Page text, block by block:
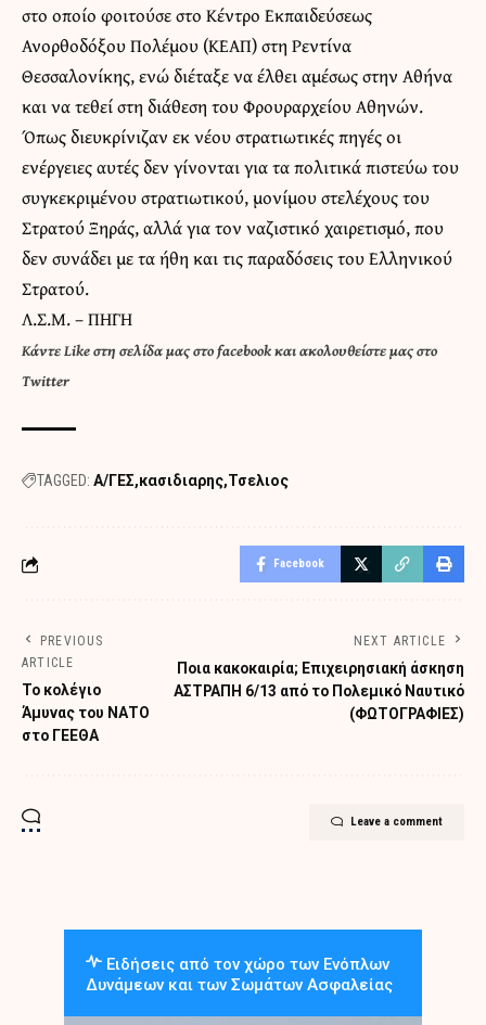
στο οποίο φοιτούσε στο Κέντρο Εκπαιδεύσεως
Ανορθοδόξου Πολέμου (ΚΕΑΠ) στη Ρεντίνα
Θεσσαλονίκης, ενώ διέταξε να έλθει αμέσως στην Αθήνα
και να τεθεί στη διάθεση του Φρουραρχείου Αθηνών.
Όπως διευκρίνιζαν εκ νέου στρατιωτικές πηγές οι
ενέργειες αυτές δεν γίνονται για τα πολιτικά πιστεύω του
συγκεκριμένου στρατιωτικού, μονίμου στελέχους του
Στρατού Ξηράς, αλλά για τον ναζιστικό χαιρετισμό, που
δεν συνάδει με τα ήθη και τις παραδόσεις του Ελληνικού
Στρατού.
Λ.Σ.Μ. –ΠΗΓΗ
ΚάντεLike στη σελίδα μας στο facebookκαιακολουθείστε μας στο
Twitter
TAGGED: Α/ΓΕΣ κασιδιαρης Τσελιος
Facebook
PREVIOUS
ARTICLE
Το κολέγιο
Άμυνας του ΝΑΤΟ
στο ΓΕΕΘΑ
NEXT ARTICLE
Ποια κακοκαιρία; Επιχειρησιακή άσκηση
ΑΣΤΡΑΠΗ 6/13 από το Πολεμικό Ναυτικό
(ΦΩΤΟΓΡΑΦΙΕΣ)
Leave a comment
Ειδήσεις από τον χώρο των Ενόπλων
Δυνάμεων και των Σωμάτων Ασφαλείας